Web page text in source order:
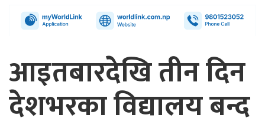
आइतबारदेखि तीन दिन
देशभरका विद्यालय बन्द